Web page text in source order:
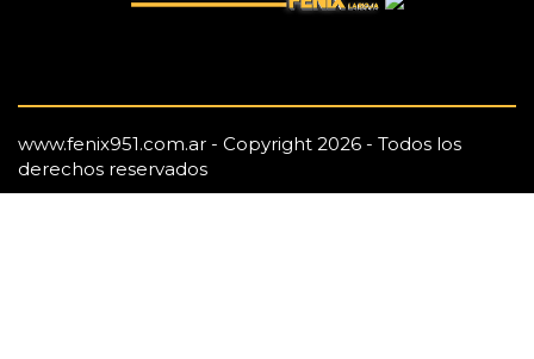
www.fenix951.com.ar - Copyright 2026 - Todos los
derechos reservados